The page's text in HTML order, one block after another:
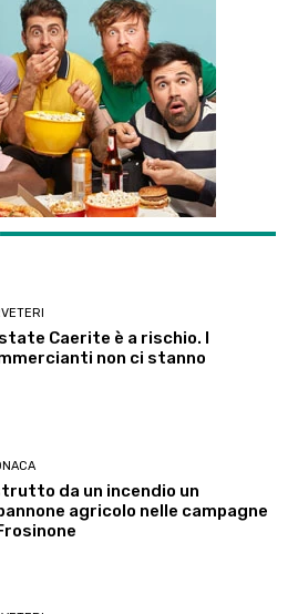
Caerite è a rischio. I
non ci stanno
da un incendio un
agricolo nelle campagne